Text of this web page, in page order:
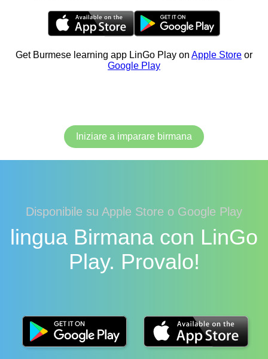
Get Burmese learning app LinGo Play on Apple Store or
Google Play
Iniziare a imparare birmana
Disponibile su Apple Store o Google Play
lingua Birmana con LinGo
Play. Provalo!